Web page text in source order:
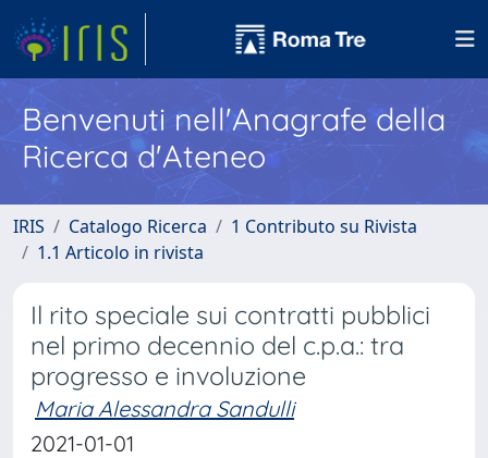
Benvenuti nell'Anagrafe della
Ricerca d'Ateneo
IRIS Catalogo Ricerca
1 Contributo su Rivista
1.1 Articolo in rivista
Il rito speciale sui contratti pubblici
nel primo decennio del c.p.a.: tra
progresso e involuzione
Maria Alessandra Sandulli
2021-01-01